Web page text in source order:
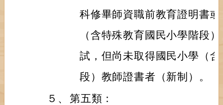
科修畢師資職前教育證明書
（含特殊教育國民小學階段
試，但尚未取得國民小學（
段）教師證書者（新制）。
５、 第五類：